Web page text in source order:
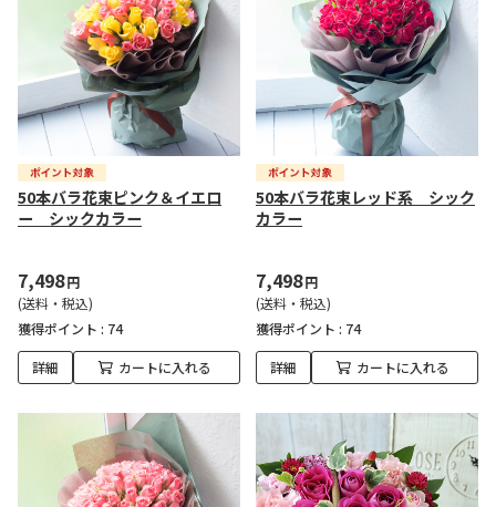
50本バラ花束ピンク＆イエロ
ー シックカラー
7,498円
(送料・税込)
獲得ポイント : 74
詳細 カートに入れる
50本バラ花束レッド系 シック
カラー
7,498円
(送料・税込)
獲得ポイント : 74
詳細 カートに入れる